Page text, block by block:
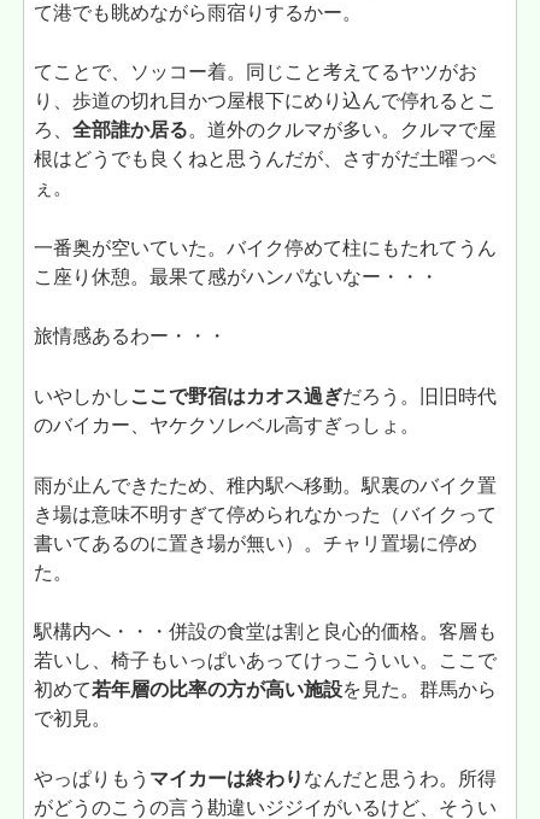
て港でも眺めながら雨宿りするかー。
てことで、ソッコー着。同じこと考えてるヤツがお
り、歩道の切れ目かつ屋根下にめり込んで停れるとこ
ろ、全部誰か居る。道外のクルマが多い。クルマで屋
根はどうでも良くねと思うんだが、さすがだ土曜っぺ
ぇ。
一番奥が空いていた。バイク停めて柱にもたれてうん
こ座り休憩。最果て感がハンパないなー・・・
旅情感あるわー・・・
いやしかし ここで野宿はカオス過ぎだろう。旧旧時代
のバイカー、ヤケクソレベル高すぎっしょ。
雨が止んできたため、稚内駅へ移動。駅裏のバイク置
き場は意味不明すぎて停められなかった（バイクって
書いてあるのに置き場が無い）。チャリ置場に停め
た。
駅構内へ・・・併設の食堂は割と良心的価格。客層も
若いし、椅子もいっぱいあってけっこういい。ここで
初めて若年層の比率の方が高い施設を見た。群馬から
で初見。
やっぱりもう マイカーは終わり なんだと思うわ。所得
がどうのこうの言う勘違いジジイがいるけど、そうい